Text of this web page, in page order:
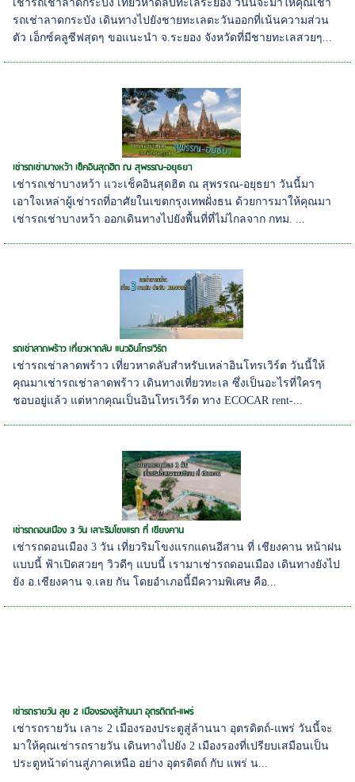
เช่ารถเช่าลาดกระบัง เที่ยวหาดลับทะเลระยอง วันนี้จะมาให้คุณเช่า
รถเช่าลาดกระบัง เดินทางไปยังชายทะเลตะวันออกที่เน้นความส่วน
ตัว เอ็กซ์คลูซีฟสุดๆ ขอแนะนำ จ.ระยอง จังหวัดที่มีชายทะเลสวยๆ...
เช่ารถเช่าบางหว้า เช็คอินสุดฮิต ณ สุพรรณ-อยุธยา
เช่ารถเช่าบางหว้า แวะเช็คอินสุดฮิต ณ สุพรรณ-อยุธยา วันนี้มา
เอาใจเหล่าผู้เช่ารถที่อาศัยในเขตกรุงเทพฝั่งธน ด้วยการมาให้คุณมา
เช่ารถเช่าบางหว้า ออกเดินทางไปยังพื้นที่ที่ไม่ไกลจาก กทม. ...
รถเช่าลาดพร้าว เที่ยวหาดลับ แนวอินโทรเวิร์ต
เช่ารถเช่าลาดพร้าว เที่ยวหาดลับสำหรับเหล่าอินโทรเวิร์ต วันนี้ให้
คุณมาเช่ารถเช่าลาดพร้าว เดินทางเที่ยวทะเล ซึ่งเป็นอะไรที่ใครๆ
ชอบอยู่แล้ว แต่หากคุณเป็นอินโทรเวิร์ต ทาง ECOCAR rent-...
เช่ารถดอนเมือง 3 วัน เลาะริมโขงแรก ที่ เชียงคาน
เช่ารถดอนเมือง 3 วัน เที่ยวริมโขงแรกแดนอีสาน ที่ เชียงคาน หน้าฝน
แบบนี้ ฟ้าเปิดสวยๆ วิวดีๆ แบบนี้ เรามาเช่ารถดอนเมือง เดินทางยังไป
ยัง อ.เชียงคาน จ.เลย กัน โดยอำเภอนี้มีความพิเศษ คือ...
เช่ารถรายวัน ลุย 2 เมืองรองสู่ล้านนา อุตรดิตถ์-แพร่
เช่ารถรายวัน เลาะ 2 เมืองรองประตูสู่ล้านนา อุตรดิตถ์-แพร่ วันนี้จะ
มาให้คุณเช่ารถรายวัน เดินทางไปยัง 2 เมืองรองที่เปรียบเสมือนเป็น
ประตูหน้าด่านสู่ภาคเหนือ อย่าง อุตรดิตถ์ กับ แพร่ น...